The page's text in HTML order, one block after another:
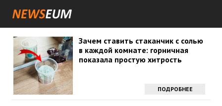
Зачем ставить стаканчик с солью
в каждой комнате: горничная
показала простую хитрость
ПОДРОБНЕЕ